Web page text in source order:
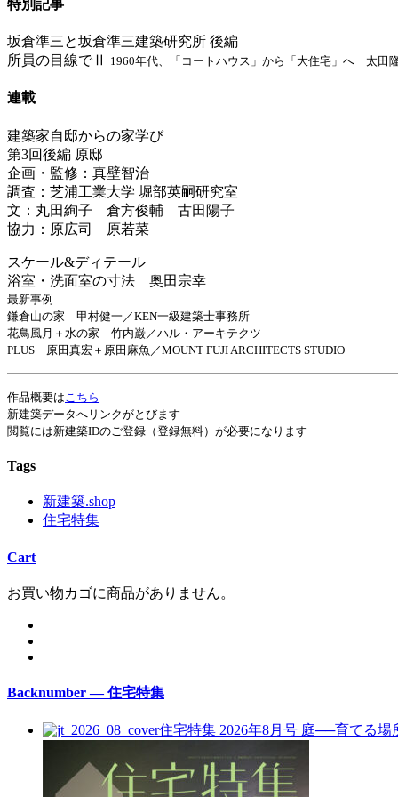
特別記事
坂倉準三と坂倉準三建築研究所 後編
所員の目線でⅡ
1960年代、「コートハウス」から「大住宅」へ 太田
連載
建築家自邸からの家学び
第3回後編 原邸
企画・監修：真壁智治
調査：芝浦工業大学 堀部英嗣研究室
文：丸田絢子 倉方俊輔 古田陽子
協力：原広司 原若菜
スケール&ディテール
浴室・洗面室の寸法 奥田宗幸
最新事例
鎌倉山の家 甲村健一／KEN一級建築士事務所
花鳥風月＋水の家 竹内巌／ハル・アーキテクツ
PLUS 原田真宏＋原田麻魚／MOUNT FUJI ARCHITECTS STUDIO
作品概要は こちら
新建築データへリンクがとびます
閲覧には新建築IDのご登録（登録無料）が必要になります
Tags
新建築.shop
住宅特集
Cart
お買い物カゴに商品がありません。
Backnumber — 住宅特集
住宅特集 2026年8月号 庭──育てる場